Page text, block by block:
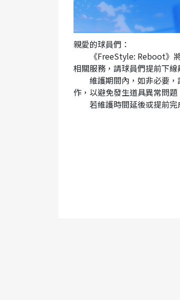
親愛的球員們：
《FreeStyle: Reboot》將
相關服務，請球員們提前下線
維護期間內，如非必要，
作，以避免發生道具異常問題
若維護時間延後或提前完